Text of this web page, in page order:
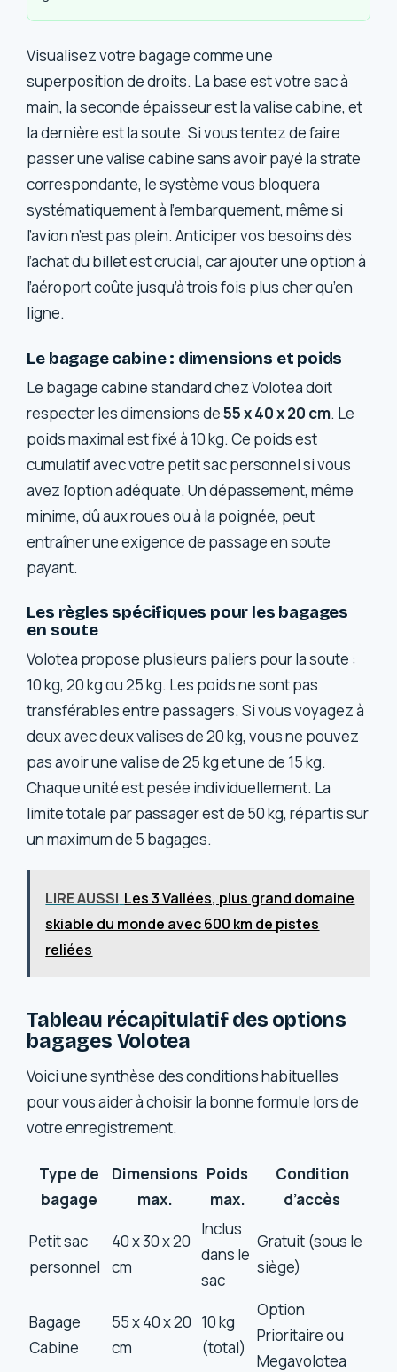
Visualisez votre bagage comme une
superposition de droits. La base est votre sac à
main, la seconde épaisseur est la valise cabine, et
la dernière est la soute. Si vous tentez de faire
passer une valise cabine sans avoir payé la strate
correspondante, le système vous bloquera
systématiquement à l’embarquement, même si
l’avion n’est pas plein. Anticiper vos besoins dès
l’achat du billet est crucial, car ajouter une option à
l’aéroport coûte jusqu’à trois fois plus cher qu’en
ligne.
Le bagage cabine : dimensions et poids
Le bagage cabine standard chez Volotea doit
respecter les dimensions de55 x 40 x 20 cm. Le
poids maximal est fixé à 10 kg. Ce poids est
cumulatif avec votre petit sac personnel si vous
avez l’option adéquate. Un dépassement, même
minime, dû aux roues ou à la poignée, peut
entraîner une exigence de passage en soute
payant.
Les règles spécifiques pour les bagages
en soute
Volotea propose plusieurs paliers pour la soute :
10 kg, 20 kg ou 25 kg. Les poids ne sont pas
transférables entre passagers. Si vous voyagez à
deux avec deux valises de 20 kg, vous ne pouvez
pas avoir une valise de 25 kg et une de 15 kg.
Chaque unité est pesée individuellement. La
limite totale par passager est de 50 kg, répartis sur
un maximum de 5 bagages.
LIRE AUSSI Les 3 Vallées, plus grand domaine
skiable du monde avec 600 km de pistes
reliées
Tableau récapitulatif des options
bagages Volotea
Voici une synthèse des conditions habituelles
pour vous aider à choisir la bonne formule lors de
votre enregistrement.
Type de
bagage
Dimensions
max.
Poids
max.
Condition
d’accès
Petit sac
personnel
40 x 30 x 20
cm
Inclus
dans le
sac
Gratuit (sous le
siège)
Bagage
Cabine
55 x 40 x 20
cm
10 kg
(total)
Option
Prioritaire ou
Megavolotea